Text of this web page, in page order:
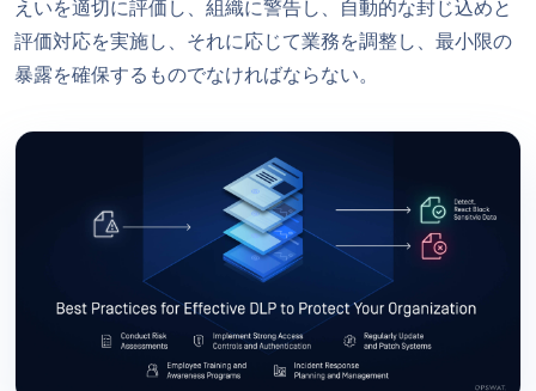
えいを適切に評価し、組織に警告し、自動的な封じ込めと
評価対応を実施し、それに応じて業務を調整し、最小限の
暴露を確保するものでなければならない。